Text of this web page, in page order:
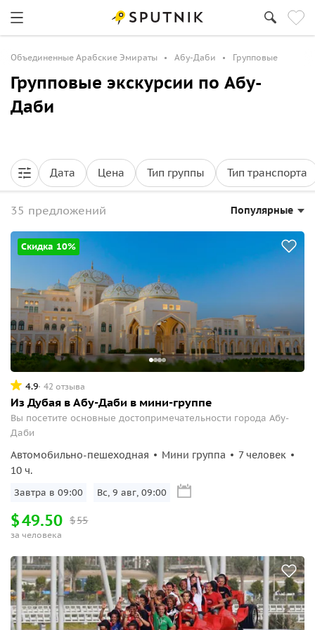
Объединенные Арабские Эмираты Абу-Даби Групповые
Групповые экскурсии по Абу-
Даби
Дата Цена Тип группы Тип транспорта
35 предложений Популярные
Скидка 10%
4.9 42 отзыва
Из Дубая в Абу-Даби в мини-группе
Вы посетите основные достопримечательности города Абу-
Даби
Автомобильно-пешеходная Мини группа
7 человек
10 ч.
Завтра в 09:00 Вс, 9 авг, 09:00
$55
$49.50
за человека